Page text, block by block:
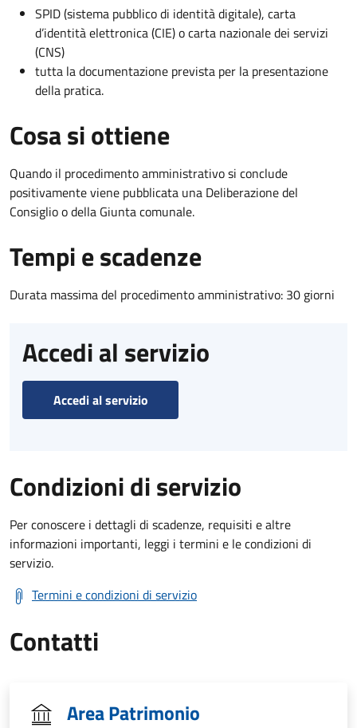
SPID (sistema pubblico di identità digitale), carta
d’identità elettronica (CIE) o carta nazionale dei servizi
(CNS)
tutta la documentazione prevista per la presentazione
della pratica.
Cosa si ottiene
Quando il procedimento amministrativo si conclude
positivamente viene pubblicata una Deliberazione del
Consiglio o della Giunta comunale.
Tempi e scadenze
Durata massima del procedimento amministrativo: 30 giorni
Accedi al servizio
Accedi al servizio
Condizioni di servizio
Per conoscere i dettagli di scadenze, requisiti e altre
informazioni importanti, leggi i termini e le condizioni di
servizio.
Termini e condizioni di servizio
Contatti
Area Patrimonio